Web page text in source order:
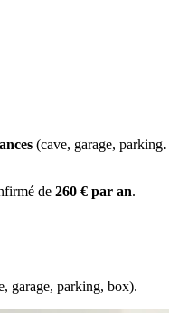
(cave, garage,
de 260 € par an.
garage, parking, box).